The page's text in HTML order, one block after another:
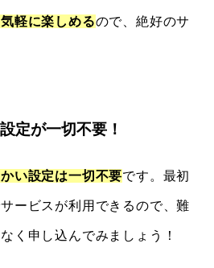
軽に楽しめるので、絶好のサ
定が一切不要！
い設定は一切不要です。最初
ービスが利用できるので、難
く申し込んでみましょう！